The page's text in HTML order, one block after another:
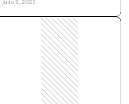
julio 3, 2025